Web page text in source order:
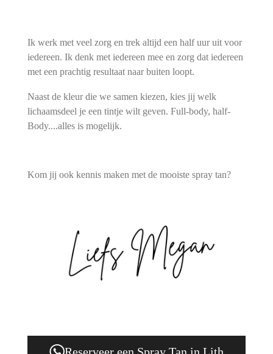
Ik werk met veel zorg en trek altijd een half uur uit voor
iedereen. Ik denk met iedereen mee en zorg dat iedereen
met een prachtig resultaat naar buiten loopt.
Naast de kleur die we samen kiezen, kies jij welk
lichaamsdeel je een tintje wilt geven. Full-body, half-
Body....alles is mogelijk.
Kom jij ook kennis maken met de mooiste spray tan?